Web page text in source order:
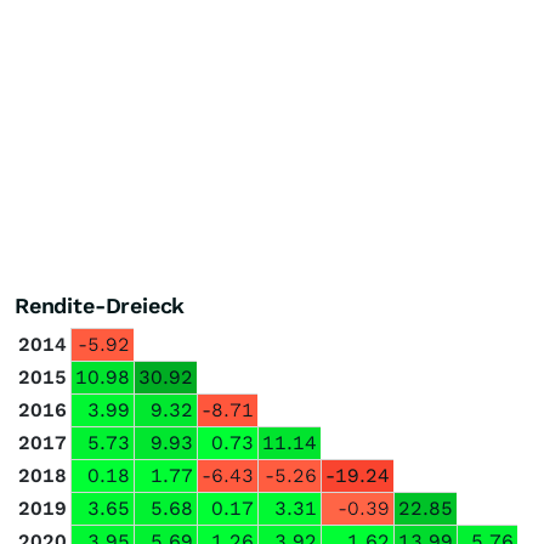
Rendite-Dreieck
2014 -5.92
2015 10.98 30.92
2016
3.99 9.32 -8.71
2017
5.73 9.93 0.73 11.14
2018
0.18 1.77 -6.43 -5.26 -19.24
2019
3.65 5.68 0.17 3.31 -0.39 22.85